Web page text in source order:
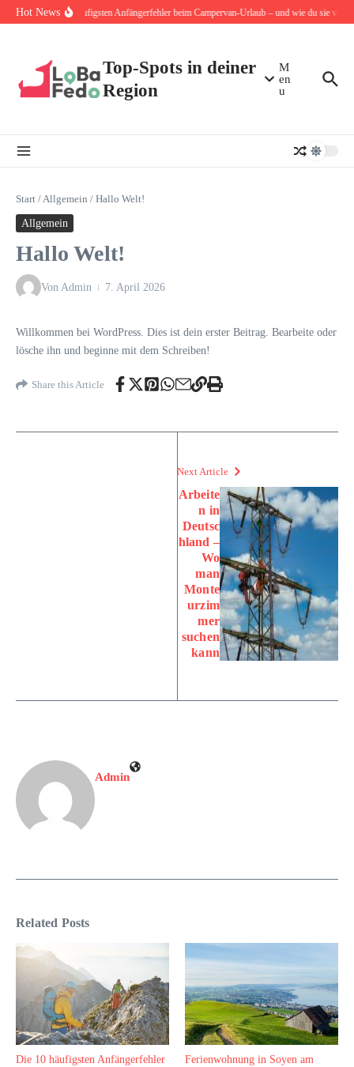
Zum Inhalt springen
Hot NewsDie 10 häufigsten Anfängerfehler beim Campervan-Urlaub – und wie du sie von
Top-Spots in deiner
Region
M
en
u
Start /Allgemein / Hallo Welt!
Allgemein
Hallo Welt!
Von Admin 7. April 2026
Willkommen bei WordPress. Dies ist dein erster Beitrag. Bearbeite oder
lösche ihn und beginne mit dem Schreiben!
Share this Article
Next Article
Arbeite
n in
Deutsc
hland –
Wo
man
Monte
urzim
mer
suchen
kann
Admin
Related Posts
Die 10 häufigsten Anfängerfehler
Ferienwohnung in Soyen am